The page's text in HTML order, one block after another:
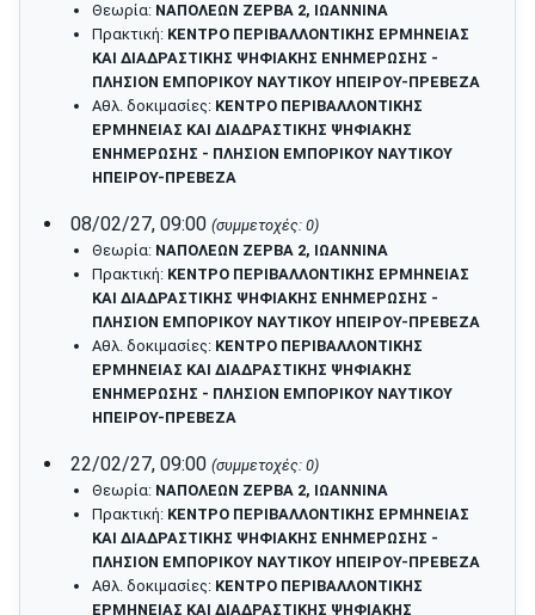
Θεωρία: ΝΑΠΟΛΕΩΝ ΖΕΡΒΑ 2, ΙΩΑΝΝΙΝΑ
Πρακτική: ΚΕΝΤΡΟ ΠΕΡΙΒΑΛΛΟΝΤΙΚΗΣ ΕΡΜΗΝΕΙΑΣ
ΚΑΙ ΔΙΑΔΡΑΣΤΙΚΗΣ ΨΗΦΙΑΚΗΣ ΕΝΗΜΕΡΩΣΗΣ -
ΠΛΗΣΙΟΝ ΕΜΠΟΡΙΚΟΥ ΝΑΥΤΙΚΟΥ ΗΠΕΙΡΟΥ-ΠΡΕΒΕΖΑ
Αθλ. δοκιμασίες: ΚΕΝΤΡΟ ΠΕΡΙΒΑΛΛΟΝΤΙΚΗΣ
ΕΡΜΗΝΕΙΑΣ ΚΑΙ ΔΙΑΔΡΑΣΤΙΚΗΣ ΨΗΦΙΑΚΗΣ
ΕΝΗΜΕΡΩΣΗΣ - ΠΛΗΣΙΟΝ ΕΜΠΟΡΙΚΟΥ ΝΑΥΤΙΚΟΥ
ΗΠΕΙΡΟΥ-ΠΡΕΒΕΖΑ
08/02/27, 09:00 (συμμετοχές: 0)
Θεωρία: ΝΑΠΟΛΕΩΝ ΖΕΡΒΑ 2, ΙΩΑΝΝΙΝΑ
Πρακτική: ΚΕΝΤΡΟ ΠΕΡΙΒΑΛΛΟΝΤΙΚΗΣ ΕΡΜΗΝΕΙΑΣ
ΚΑΙ ΔΙΑΔΡΑΣΤΙΚΗΣ ΨΗΦΙΑΚΗΣ ΕΝΗΜΕΡΩΣΗΣ -
ΠΛΗΣΙΟΝ ΕΜΠΟΡΙΚΟΥ ΝΑΥΤΙΚΟΥ ΗΠΕΙΡΟΥ-ΠΡΕΒΕΖΑ
Αθλ. δοκιμασίες: ΚΕΝΤΡΟ ΠΕΡΙΒΑΛΛΟΝΤΙΚΗΣ
ΕΡΜΗΝΕΙΑΣ ΚΑΙ ΔΙΑΔΡΑΣΤΙΚΗΣ ΨΗΦΙΑΚΗΣ
ΕΝΗΜΕΡΩΣΗΣ - ΠΛΗΣΙΟΝ ΕΜΠΟΡΙΚΟΥ ΝΑΥΤΙΚΟΥ
ΗΠΕΙΡΟΥ-ΠΡΕΒΕΖΑ
22/02/27, 09:00 (συμμετοχές: 0)
Θεωρία: ΝΑΠΟΛΕΩΝ ΖΕΡΒΑ 2, ΙΩΑΝΝΙΝΑ
Πρακτική: ΚΕΝΤΡΟ ΠΕΡΙΒΑΛΛΟΝΤΙΚΗΣ ΕΡΜΗΝΕΙΑΣ
ΚΑΙ ΔΙΑΔΡΑΣΤΙΚΗΣ ΨΗΦΙΑΚΗΣ ΕΝΗΜΕΡΩΣΗΣ -
ΠΛΗΣΙΟΝ ΕΜΠΟΡΙΚΟΥ ΝΑΥΤΙΚΟΥ ΗΠΕΙΡΟΥ-ΠΡΕΒΕΖΑ
Αθλ. δοκιμασίες: ΚΕΝΤΡΟ ΠΕΡΙΒΑΛΛΟΝΤΙΚΗΣ
ΕΡΜΗΝΕΙΑΣ ΚΑΙ ΔΙΑΔΡΑΣΤΙΚΗΣ ΨΗΦΙΑΚΗΣ